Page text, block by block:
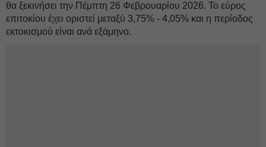
θα ξεκινήσει την Πέμπτη 26 Φεβρουαρίου 2026. Το εύρος
επιτοκίου έχει οριστεί μεταξύ 3,75% - 4,05% και η περίοδος
εκτοκισμού είναι ανά εξάμηνο.